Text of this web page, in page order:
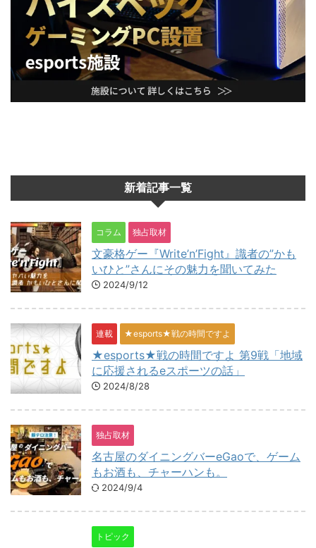
新着記事一覧
コラム 独占取材
文豪格ゲー『Write’n’Fight』識者の”かも
いひと”さんにその魅力を聞いてみた
2024/9/12
連載 ★esports★戦の時間ですよ
★esports★戦の時間ですよ 第9戦「地域
に応援されるeスポーツの話」
2024/8/28
独占取材
名古屋のダイニングバーeGaoで、ゲーム
もお酒も、チャーハンも。
2024/9/4
トピック